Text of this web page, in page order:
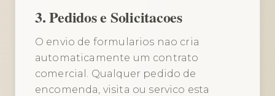
3. Pedidos e Solicitacoes
O envio de formularios nao cria
automaticamente um contrato
comercial. Qualquer pedido de
encomenda, visita ou servico esta